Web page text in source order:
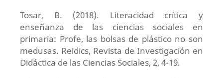
Tosar, B. (2018). Literacidad crítica y
enseñanza de las ciencias sociales en
primaria: Profe, las bolsas de plástico no son
medusas. Reidics, Revista de Investigación en
Didáctica de las Ciencias Sociales, 2, 4-19.